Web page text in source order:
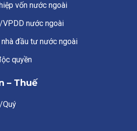
vốn nước ngoài
VPDD nước ngoài
đầu tư nước ngoài
quyền
– Thuế
Quý